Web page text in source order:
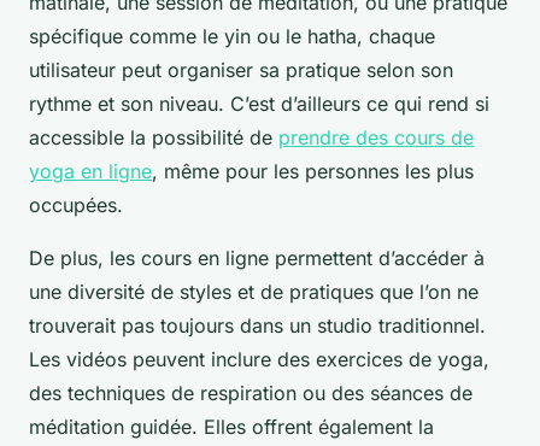
spécifique comme le yin ou le hatha, chaque
utilisateur peut organiser sa pratique selon son
rythme et son niveau. C’est d’ailleurs ce qui rend si
accessible la possibilité de prendre des cours de
yoga en ligne, même pour les personnes les plus
occupées.
De plus, les cours en ligne permettent d’accéder à
une diversité de styles et de pratiques que l’on ne
trouverait pas toujours dans un studio traditionnel.
Les vidéos peuvent inclure des exercices de yoga,
des techniques de respiration ou des séances de
méditation guidée. Elles offrent également la